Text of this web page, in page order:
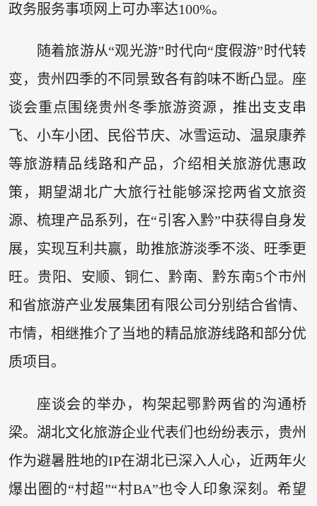
政务服务事项网上可办率达100%。
随着旅游从“观光游”时代向“度假游”时代转
变，贵州四季的不同景致各有韵味不断凸显。座
谈会重点围绕贵州冬季旅游资源，推出支支串
飞、小车小团、民俗节庆、冰雪运动、温泉康养
等旅游精品线路和产品，介绍相关旅游优惠政
策，期望湖北广大旅行社能够深挖两省文旅资
源、梳理产品系列，在“引客入黔”中获得自身发
展，实现互利共赢，助推旅游淡季不淡、旺季更
旺。贵阳、安顺、铜仁、黔南、黔东南5个市州
和省旅游产业发展集团有限公司分别结合省情、
市情，相继推介了当地的精品旅游线路和部分优
质项目。
座谈会的举办，构架起鄂黔两省的沟通桥
梁。湖北文化旅游企业代表们也纷纷表示，贵州
作为避暑胜地的IP在湖北已深入人心，近两年火
爆出圈的“村超”“村BA”也令人印象深刻。希望